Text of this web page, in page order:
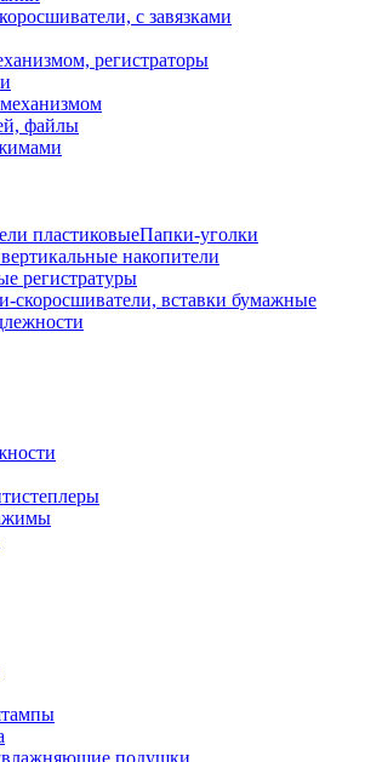
с завязками
регистраторы
файлы
пластиковыеПапки-уголки
накопители
регистратуры
скоросшиватели, вставки бумажные
подушки